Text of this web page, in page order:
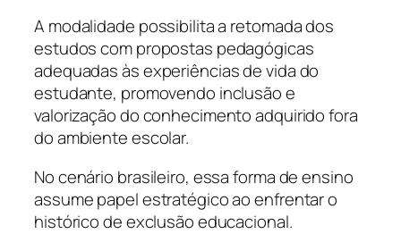
A modalidade possibilita a retomada dos
estudos com propostas pedagógicas
adequadas às experiências de vida do
estudante, promovendo inclusão e
valorização do conhecimento adquirido fora
do ambiente escolar.
No cenário brasileiro, essa forma de ensino
assume papel estratégico ao enfrentar o
histórico de exclusão educacional.